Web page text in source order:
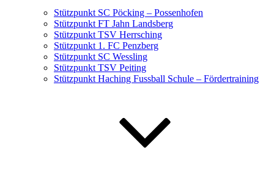
Stützpunkt SC Pöcking – Possenhofen
Stützpunkt FT Jahn Landsberg
Stützpunkt TSV Herrsching
Stützpunkt 1. FC Penzberg
Stützpunkt SC Wessling
Stützpunkt TSV Peiting
Stützpunkt Haching Fussball Schule – Fördertraining